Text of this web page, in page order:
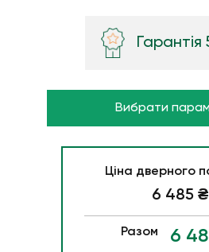
Гарантія
Вибрати
Ціна дверного
6 485 ₴
Разом 6